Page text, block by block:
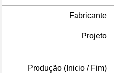
Fabricante
Projeto
Produção (Inicio / Fim)